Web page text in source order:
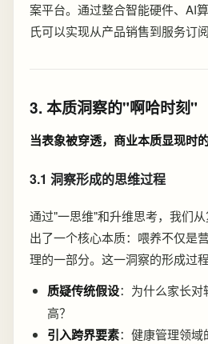
案平台。通过整合智能硬件、AI
氏可以实现从产品销售到服务订
3. 本质洞察的"啊哈时刻"
当表象被穿透，商业本质显现时
3.1 洞察形成的思维过程
通过"一思维"和升维思考，我们
出了一个核心本质：喂养不仅是
理的一部分。这一洞察的形成过程
质疑传统假设：为什么家长
高？
引入跨界要素：健康管理领